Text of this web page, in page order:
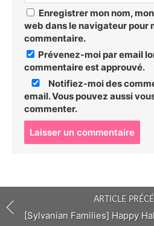
Enregistrer mon nom,
web dans le navigateur pour
commentaire.
Prévenez-moi par email
commentaire est approuvé.
Notifiez-moi des
email. Vous pouvez aussi
commenter.
o
m
m
ARTICLE
[Sylvanian Families] Happy